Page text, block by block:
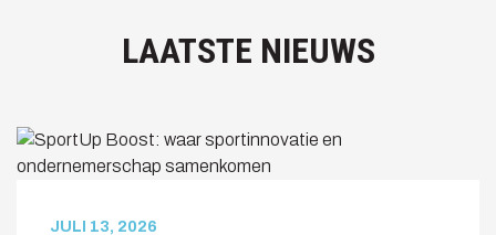
LAATSTE NIEUWS
JULI 13, 2026